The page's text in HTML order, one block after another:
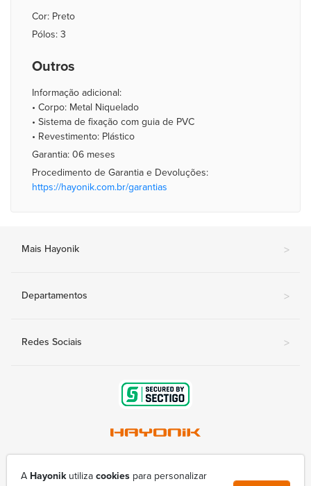
Cor: Preto
Pólos: 3
Outros
Informação adicional:
• Corpo: Metal Niquelado
• Sistema de fixação com guia de PVC
• Revestimento: Plástico
Garantia: 06 meses
Procedimento de Garantia e Devoluções:
https://hayonik.com.br/garantias
Mais Hayonik >
Departamentos >
Redes Sociais >
(43) 3377-9800
A Hayonikutiliza cookies para personalizar